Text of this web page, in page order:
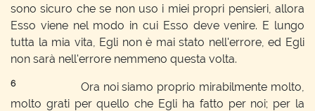
sono sicuro che se non uso i miei propri pensieri, allora
Esso viene nel modo in cui Esso deve venire. E lungo
tutta la mia vita, Egli non è mai stato nell'errore, ed Egli
non sarà nell'errore nemmeno questa volta.
6Ora noi siamo proprio mirabilmente molto,
molto grati per quello che Egli ha fatto per noi; per la